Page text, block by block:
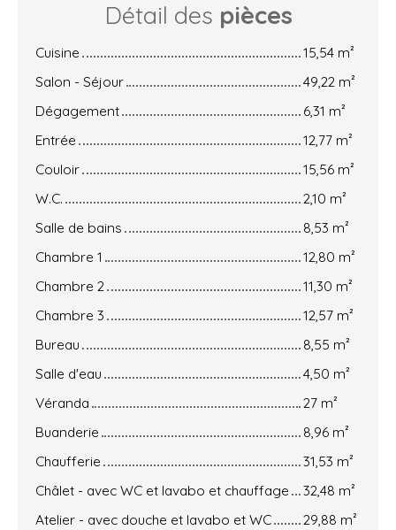
Détail des pièces
Cuisine
15,54 m²
Salon - Séjour
49,22 m²
Dégagement
6,31 m²
Entrée
12,77 m²
Couloir
15,56 m²
W.C.
2,10 m²
Salle de bains
8,53 m²
Chambre 1
12,80 m²
Chambre 2
11,30 m²
Chambre 3
12,57 m²
Bureau
8,55 m²
Salle d'eau
4,50 m²
Véranda
27 m²
Buanderie
8,96 m²
Chaufferie
31,53 m²
Châlet - avec WC et lavabo et chauffage
32,48 m²
Atelier - avec douche et lavabo et WC
29,88 m²